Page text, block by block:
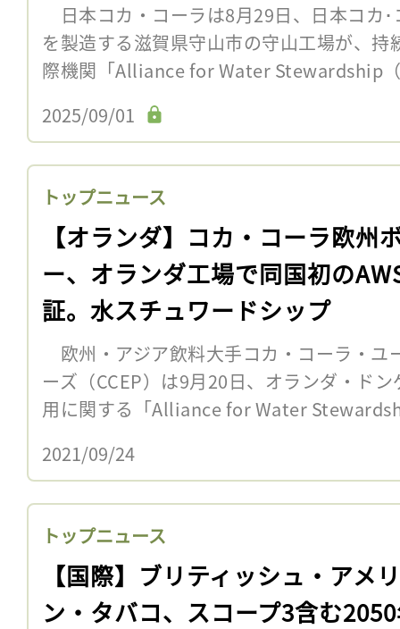
日本コカ・コーラは8月29日、日本コカ
を製造する滋賀県守山市の守山工場が、
際機関「Alliance for Water Stewardship
2025/09/01
トップニュース
【オランダ】コカ・コーラ欧州
ー、オランダ工場で同国初の
証。水スチュワードシップ
欧州・アジア飲料大手コカ・コーラ・ユ
ーズ（CCEP）は9月20日、オランダ・ド
用に関する「Alliance for Water
2021/09/24
トップニュース
【国際】ブリティッシュ・アメ
ン・タバコ、スコープ3含む